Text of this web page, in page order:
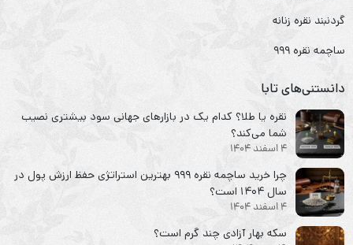
گردنبند نقره زنانه
ساچمه نقره ۹۹۹
دانستنی‌های تابا
نقره یا طلا؟ کدام یک در بازارهای جهانی سود بیشتری نصیب
شما می‌کند؟
4 اسفند 1404
چرا خرید ساچمه نقره ۹۹۹ بهترین استراتژی حفظ ارزش پول در
سال ۱۴۰۴ است؟
4 اسفند 1404
سکه‌ بهار آزادی چند گرم است؟